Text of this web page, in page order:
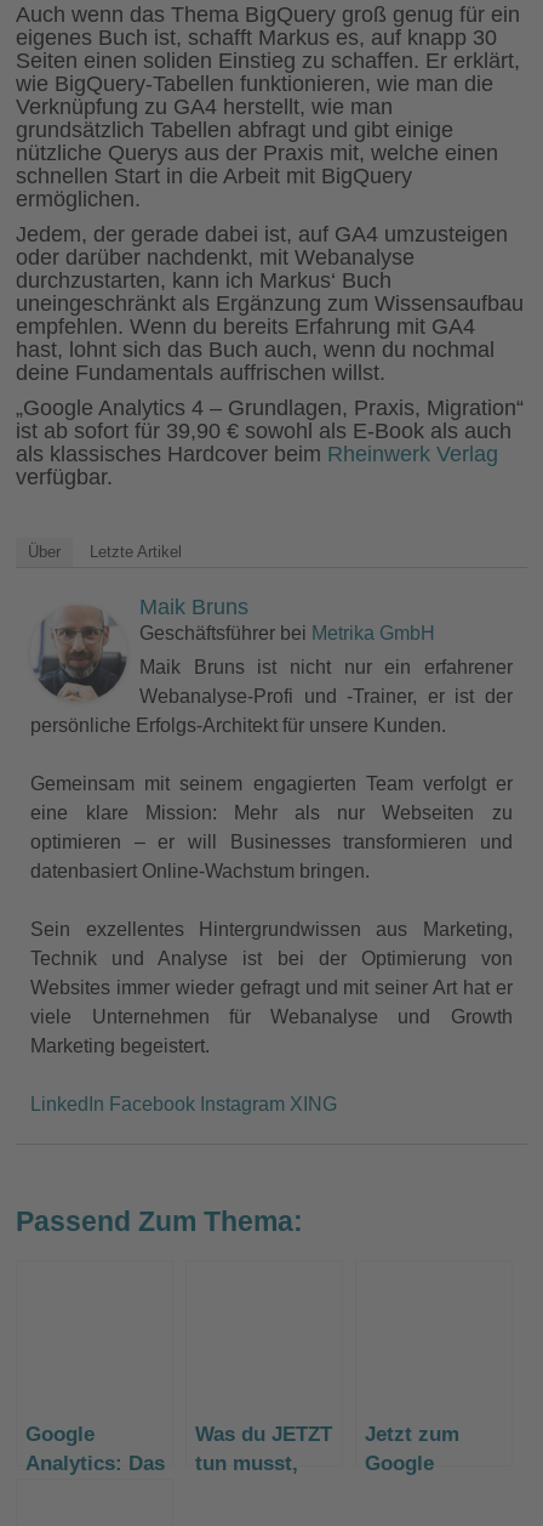
Auch wenn das Thema BigQuery groß genug für ein
eigenes Buch ist, schafft Markus es, auf knapp 30
Seiten einen soliden Einstieg zu schaffen. Er erklärt,
wie BigQuery-Tabellen funktionieren, wie man die
Verknüpfung zu GA4 herstellt, wie man
grundsätzlich Tabellen abfragt und gibt einige
nützliche Querys aus der Praxis mit, welche einen
schnellen Start in die Arbeit mit BigQuery
ermöglichen.
Jedem, der gerade dabei ist, auf GA4 umzusteigen
oder darüber nachdenkt, mit Webanalyse
durchzustarten, kann ich Markus‘ Buch
uneingeschränkt als Ergänzung zum Wissensaufbau
empfehlen. Wenn du bereits Erfahrung mit GA4
hast, lohnt sich das Buch auch, wenn du nochmal
deine Fundamentals auffrischen willst.
„Google Analytics 4 – Grundlagen, Praxis, Migration“
ist ab sofort für 39,90 € sowohl als E-Book als auch
als klassisches Hardcover beim Rheinwerk Verlag
verfügbar.
Über Letzte Artikel
Maik Bruns
Geschäftsführer bei Metrika GmbH
Maik Bruns ist nicht nur ein erfahrener
Webanalyse-Profi und -Trainer, er ist der
persönliche Erfolgs-Architekt für unsere Kunden.
Gemeinsam mit seinem engagierten Team verfolgt er
eine klare Mission: Mehr als nur Webseiten zu
optimieren – er will Businesses transformieren und
datenbasiert Online-Wachstum bringen.
Sein exzellentes Hintergrundwissen aus Marketing,
Technik und Analyse ist bei der Optimierung von
Websites immer wieder gefragt und mit seiner Art hat er
viele Unternehmen für Webanalyse und Growth
Marketing begeistert.
LinkedIn Facebook Instagram XING
Passend Zum Thema:
Google
Analytics: Das
Was du JETZT
tun musst,
Jetzt zum
Google